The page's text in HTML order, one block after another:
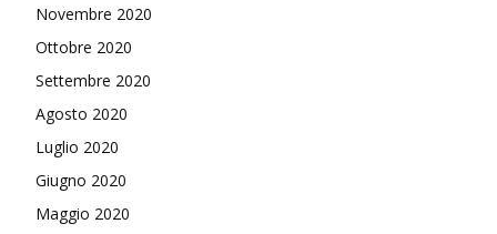
Novembre 2020
Ottobre 2020
Settembre 2020
Agosto 2020
Luglio 2020
Giugno 2020
Maggio 2020